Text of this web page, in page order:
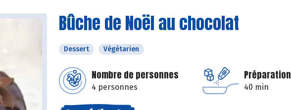
Bûche de Noël au chocolat
Dessert Végétarien
Nombre de personnes
4 personnes
Préparation
40 min